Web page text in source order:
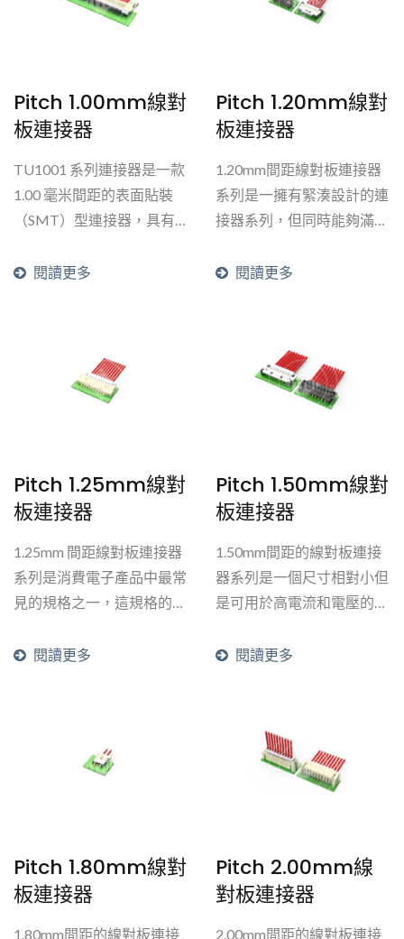
Pitch 1.00mm線對
板連接器
TU1001 系列連接器是一款
1.00 毫米間距的表面貼裝
（SMT）型連接器，具有
系列的特點是間距細小且高
能增強連接器的耐用性和穩
定性，減少連接器鬆動或斷
呆功能，而在側入型設計中
則能在表面貼裝（SMT）
過程中增加穩定性。此系列
目前廣泛應用於消費電子產
品，如筆記型電腦、伺服器
和智能家電。 TU1002...
閱讀更多
Pitch 1.20mm線對
板連接器
1.20mm間距線對板連接器
系列是一擁有緊湊設計的連
接器系列，但同時能夠滿足
閱讀更多
Pitch 1.25mm線對
板連接器
1.25mm 間距線對板連接器
系列是消費電子產品中最常
見的規格之一，這規格的連
費性產業廣泛使用。由於其
等類似電子產品。
閱讀更多
Pitch 1.50mm線對
板連接器
1.50mm間距的線對板連接
器系列是一個尺寸相對小但
是可用於高電流和電壓的連
和雙排設計，金屬鐵殼，卡
閱讀更多
Pitch 1.80mm線對
板連接器
1.80mm間距的線對板連接
Pitch 2.00mm線
對板連接器
2.00mm間距的線對板連接